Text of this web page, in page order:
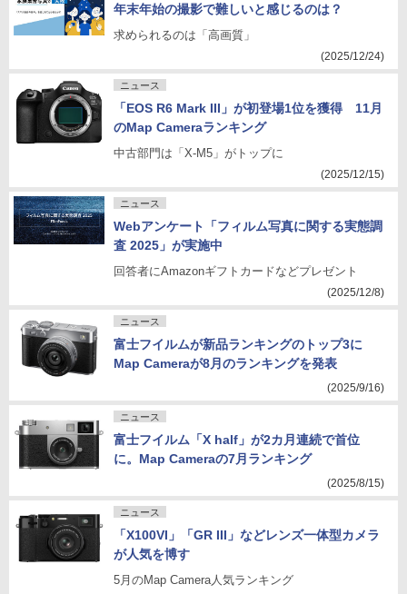
年末年始の撮影で難しいと感じるのは？
求められるのは「高画質」
(2025/12/24)
ニュース
「EOS R6 Mark III」が初登場1位を獲得 11月
のMap Cameraランキング
中古部門は「X-M5」がトップに
(2025/12/15)
ニュース
Webアンケート「フィルム写真に関する実態調
査 2025」が実施中
回答者にAmazonギフトカードなどプレゼント
(2025/12/8)
ニュース
富士フイルムが新品ランキングのトップ3に
Map Cameraが8月のランキングを発表
(2025/9/16)
ニュース
富士フイルム「X half」が2カ月連続で首位
に。Map Cameraの7月ランキング
(2025/8/15)
ニュース
「X100VI」「GR III」などレンズ一体型カメラ
が人気を博す
5月のMap Camera人気ランキング